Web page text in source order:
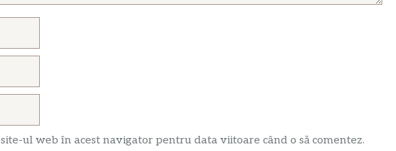
ul web în acest navigator pentru data viitoare când o să comentez.